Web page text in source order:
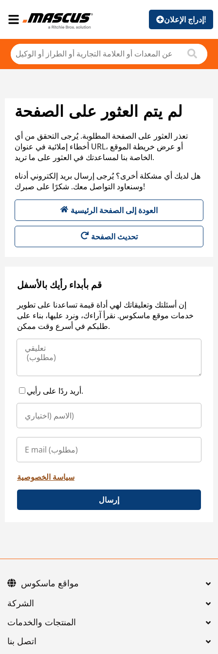
إدراج الإعلان!
لم يتم العثور على الصفحة
تعذر العثور على الصفحة المطلوبة. يُرجى التحقق من أي
أخطاء إملائية في عنوان URL، أو عرض خريطة الموقع
الخاصة بنا لمساعدتك في العثور على ما تريد.
هل لديك أي مشكلة أخرى؟ يُرجى إرسال بريد إلكتروني أدناه
وسنعاود التواصل معك. شكرًا على صبرك!
العودة إلى الصفحة الرئيسية
تحديث الصفحة
قم بأبداء رأيك بالأسفل
إن أسئلتك وتعليقاتك لهي أداة قيمة تساعدنا على تطوير
خدمات موقع ماسكوس. نقرأ آراءك، ونرد عليها، بناء على
طلبكم في أسرع وقت ممكن.
أريد ردًا على رأيي.
سياسة الخصوصية
إرسال
اتصل بنا
مواقع ماسكوس